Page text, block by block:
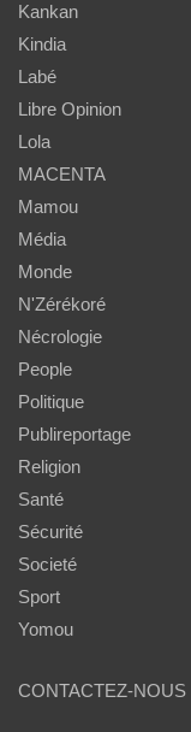
Kankan
Kindia
Labé
Libre Opinion
Lola
MACENTA
Mamou
Média
Monde
N'Zérékoré
Nécrologie
People
Politique
Publireportage
Religion
Santé
Sécurité
Societé
Sport
Yomou
CONTACTEZ-NOUS